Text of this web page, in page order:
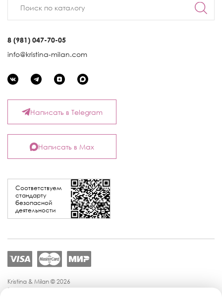
8 (981) 047-70-05
info@kristina-milan.com
Соответствуем
стандарту
безопасной
деятельности
Написать в Telegram
Написать в Max
Kristina & Milan © 2026
Политика конфиденциальности